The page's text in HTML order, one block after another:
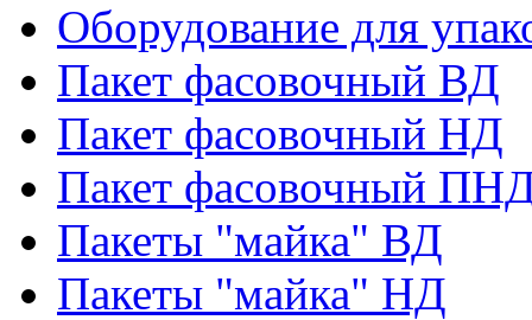
Оборудование для
Пакет фасовочный ВД
Пакет фасовочный НД
Пакет фасовочный
Пакеты "майка" ВД
Пакеты "майка" НД